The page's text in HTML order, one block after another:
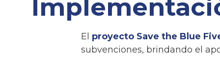
El proyecto Save the Blue
subvenciones, brindando el